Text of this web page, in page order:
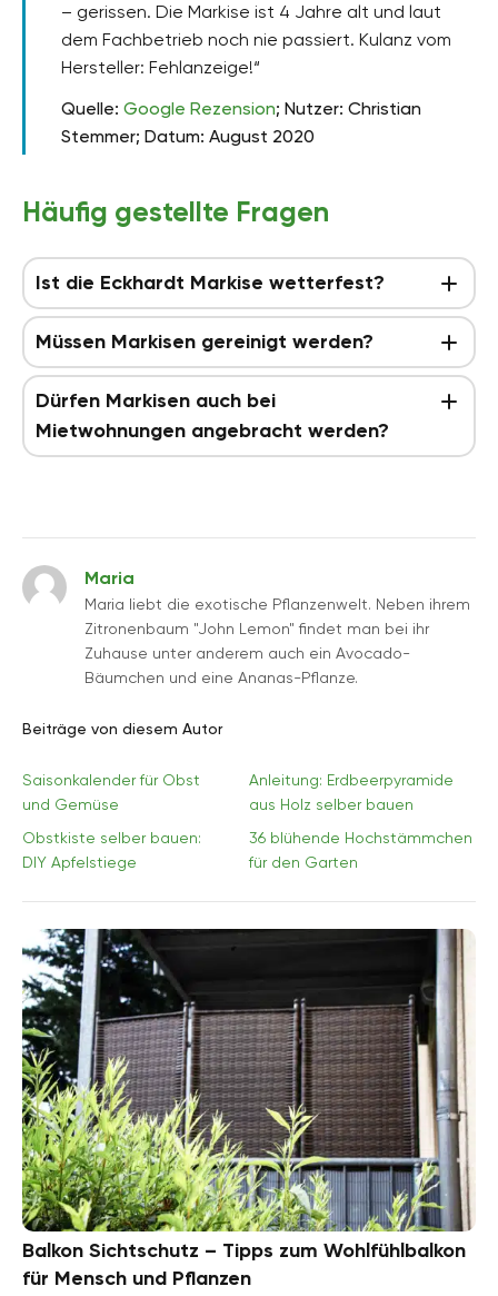
– gerissen. Die Markise ist 4 Jahre alt und laut
dem Fachbetrieb noch nie passiert. Kulanz vom
Hersteller: Fehlanzeige!“
Quelle:Google Rezension; Nutzer: Christian
Stemmer; Datum: August 2020
Häufig gestellte Fragen
Ist die Eckhardt Markise wetterfest?
Müssen Markisen gereinigt werden?
Dürfen Markisen auch bei
Mietwohnungen angebracht werden?
Maria
Maria liebt die exotische Pflanzenwelt. Neben ihrem
Zitronenbaum "John Lemon" findet man bei ihr
Zuhause unter anderem auch ein Avocado-
Bäumchen und eine Ananas-Pflanze.
Beiträge von diesem Autor
Saisonkalender für Obst
und Gemüse
Anleitung: Erdbeerpyramide
aus Holz selber bauen
Obstkiste selber bauen:
DIY Apfelstiege
36 blühende Hochstämmchen
für den Garten
Balkon Sichtschutz – Tipps zum Wohlfühlbalkon
für Mensch und Pflanzen